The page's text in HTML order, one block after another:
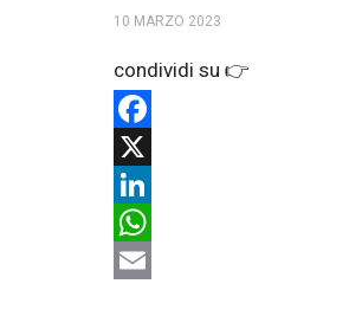
10 MARZO 2023
Facebook
X
LinkedIn
WhatsApp